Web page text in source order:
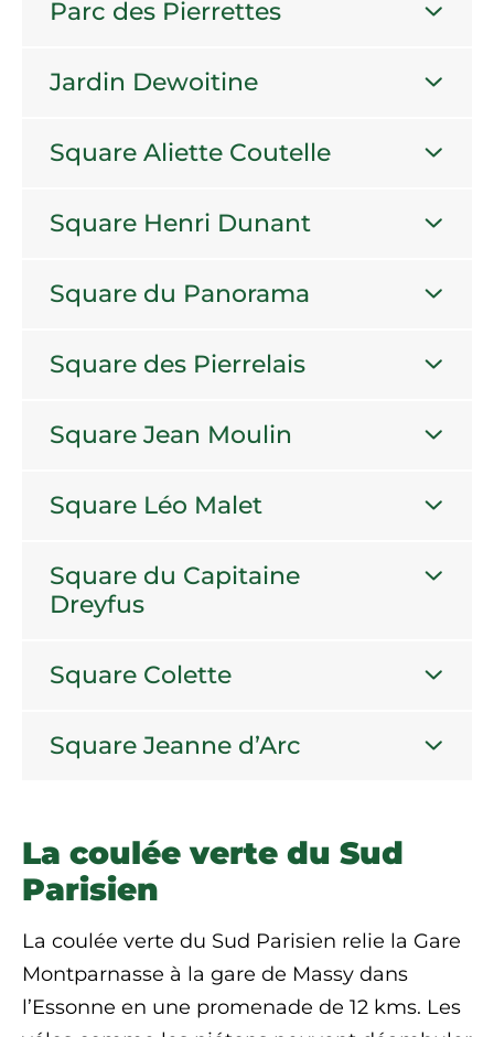
Parc des Pierrettes
Jardin Dewoitine
Square Aliette Coutelle
Square Henri Dunant
Square du Panorama
Square des Pierrelais
Square Jean Moulin
Square Léo Malet
Square du Capitaine
Dreyfus
Square Colette
Square Jeanne d’Arc
La coulée verte du Sud
Parisien
La coulée verte du Sud Parisien relie la Gare
Montparnasse à la gare de Massy dans
l’Essonne en une promenade de 12 kms. Les